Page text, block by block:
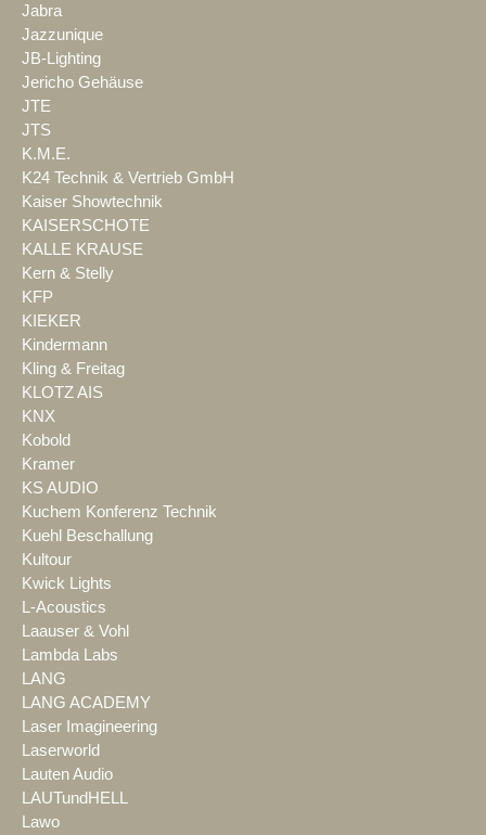
Jabra
Jazzunique
JB-Lighting
Jericho Gehäuse
JTE
JTS
K.M.E.
K24 Technik & Vertrieb GmbH
Kaiser Showtechnik
KAISERSCHOTE
KALLE KRAUSE
Kern & Stelly
KFP
KIEKER
Kindermann
Kling & Freitag
KLOTZ AIS
KNX
Kobold
Kramer
KS AUDIO
Kuchem Konferenz Technik
Kuehl Beschallung
Kultour
Kwick Lights
L-Acoustics
Laauser & Vohl
Lambda Labs
LANG
LANG ACADEMY
Laser Imagineering
Laserworld
Lauten Audio
LAUTundHELL
Lawo